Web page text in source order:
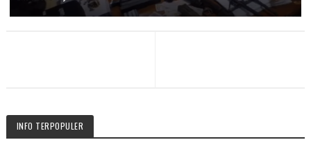
INFO TERPOPULER